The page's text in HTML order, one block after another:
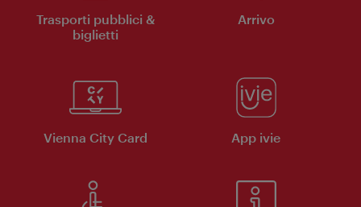
Trasporti pubblici &
biglietti
Arrivo
Vienna City Card App ivie